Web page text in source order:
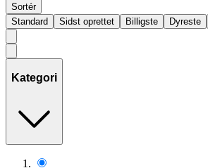
Sortér
Standard
Sidst oprettet Billigste Dyreste
Kategori